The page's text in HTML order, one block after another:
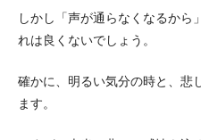
しかし「声が通らなくなるから
れは良くないでしょう。
確かに、明るい気分の時と、悲
ます。